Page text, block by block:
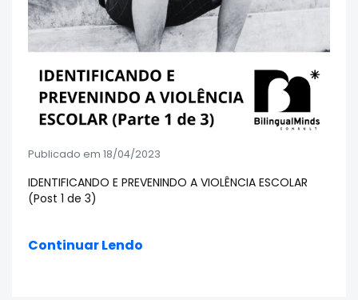
Publicado em 18/04/2023
IDENTIFICANDO E PREVENINDO A VIOLÊNCIA ESCOLAR
(Post 1 de 3)
Continuar Lendo